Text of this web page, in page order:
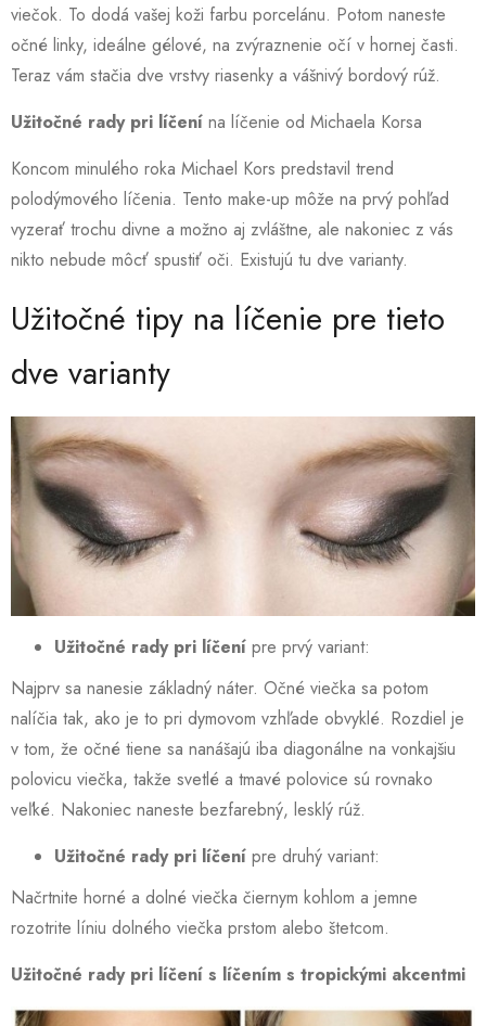
viečok. To dodá vašej koži farbu porcelánu. Potom naneste
očné linky, ideálne gélové, na zvýraznenie očí v hornej časti.
Teraz vám stačia dve vrstvy riasenky a vášnivý bordový rúž.
Užitočné rady pri líčení na líčenie od Michaela Korsa
Koncom minulého roka Michael Kors predstavil trend
polodýmového líčenia. Tento make-up môže na prvý pohľad
vyzerať trochu divne a možno aj zvláštne, ale nakoniec z vás
nikto nebude môcť spustiť oči. Existujú tu dve varianty.
Užitočné tipy na líčenie pre tieto
dve varianty
Užitočné rady pri líčení pre prvý variant:
Najprv sa nanesie základný náter. Očné viečka sa potom
nalíčia tak, ako je to pri dymovom vzhľade obvyklé. Rozdiel je
v tom, že očné tiene sa nanášajú iba diagonálne na vonkajšiu
polovicu viečka, takže svetlé a tmavé polovice sú rovnako
veľké. Nakoniec naneste bezfarebný, lesklý rúž.
Užitočné rady pri líčení pre druhý variant:
Načrtnite horné a dolné viečka čiernym kohlom a jemne
rozotrite líniu dolného viečka prstom alebo štetcom.
Užitočné rady pri líčení s líčením s tropickými akcentmi